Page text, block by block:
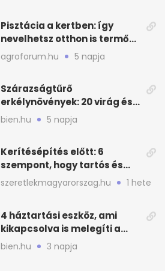
Pisztácia a kertben: így
nevelhetsz otthon is termő
növényt
agroforum.hu 5 napja
Szárazságtűrő
erkélynövények: 20 virág és
cserje a forró nyárra
bien.hu 5 napja
Kerítésépítés előtt: 6
szempont, hogy tartós és
praktikus legyen
szeretlekmagyarorszag.hu 1 hete
4 háztartási eszköz, ami
kikapcsolva is melegíti a
lakást
bien.hu 3 napja